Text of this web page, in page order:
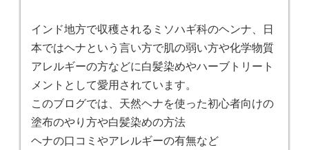
インド地方で収穫されるミソハギ科のヘンナ、日
本ではヘナという言い方で肌の弱い方や化学物質
アレルギーの方などに白髪染めやハーブトリート
メントとして愛用されています。
このブログでは、天然ヘナを使った初心者向けの
塗布のやり方や白髪染めの方法
ヘナの口コミやアレルギーの有無など